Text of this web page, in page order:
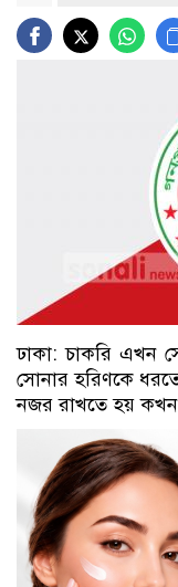
ঢাকা: চাকরি এখন
সোনার হরিণকে
নজর রাখতে হয় কখন